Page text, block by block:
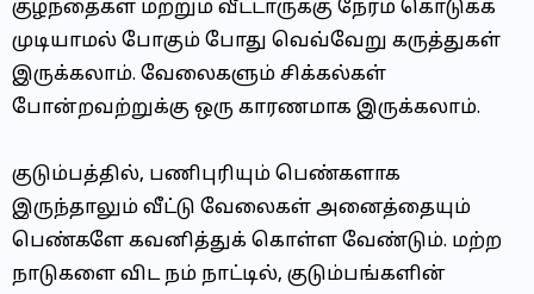
குழந்தைகள் மற்றும் வீட்டாருக்கு நேரம் கொடுக்க
முடியாமல் போகும் போது வெவ்வேறு கருத்துகள்
இருக்கலாம். வேலைகளும் சிக்கல்கள்
போன்றவற்றுக்கு ஒரு காரணமாக இருக்கலாம்.
குடும்பத்தில், பணிபுரியும் பெண்களாக
இருந்தாலும் வீட்டு வேலைகள் அனைத்தையும்
பெண்களே கவனித்துக் கொள்ள வேண்டும். மற்ற
நாடுகளை விட நம் நாட்டில், குடும்பங்களின்